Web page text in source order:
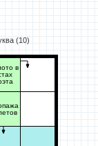
(10)
в